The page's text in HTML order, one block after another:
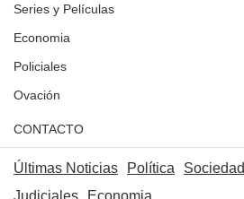
Series y Películas
Economia
Policiales
Ovación
CONTACTO
Últimas Noticias Política Sociedad
Judiciales
Economia